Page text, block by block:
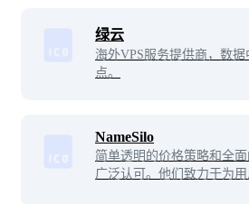
绿云
海外VPS服务提供商，数
点。
NameSilo
简单透明的价格策略和全
广泛认可。他们致力于为